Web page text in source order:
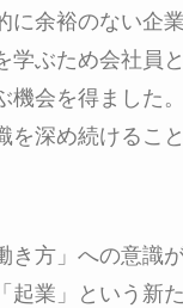
に余裕のない企
学ぶため会社員
機会を得ました。
を深め続けるこ
き方」への意識
起業」という新